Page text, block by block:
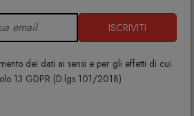
ISCRIVITI
dei dati ai sensi e per gli effetti di cui
13 GDPR (D.lgs 101/2018)